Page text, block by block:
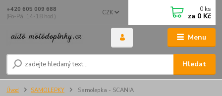
Menu
CZK
Hledat
+420 605 009 688
(Po-Pá, 14-18 hod.)
0 ks
za 0 Kč
Úvod SAMOLEPKY Samolepka - SCANIA